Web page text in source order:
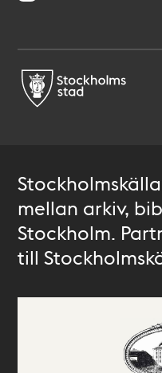
mellan arkiv,
Stockholm.
till